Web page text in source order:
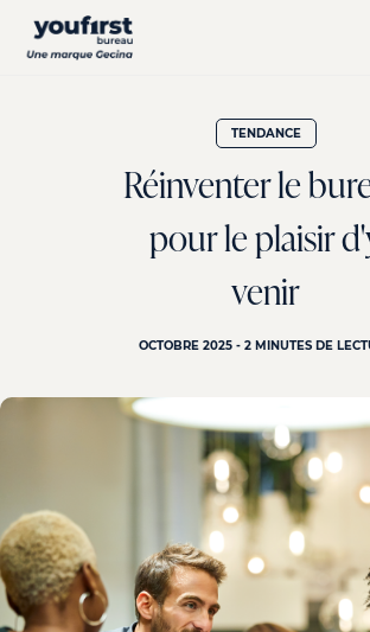
TENDANCE
Réinventer le
pour le plaisir
venir
OCTOBRE 2025 - 2 MINUTES DE